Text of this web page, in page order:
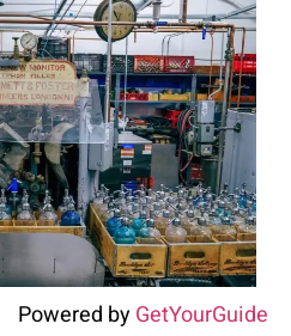
Powered byGetYourGuide